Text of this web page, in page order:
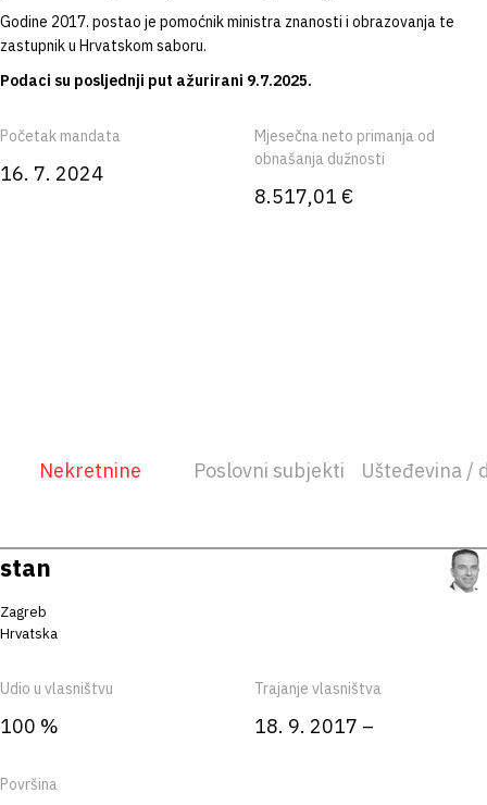
Godine 2017. postao je pomoćnik ministra znanosti i obrazovanja te
zastupnik u Hrvatskom saboru.
Podaci su posljednji put ažurirani 9.7.2025.
Početak mandata
16. 7. 2024
Mjesečna neto primanja od
obnašanja dužnosti
8.517,01 €
Nekretnine Poslovni subjekti Ušteđevina /
stan
Zagreb
Hrvatska
Udio u vlasništvu
100 %
Trajanje vlasništva
18. 9. 2017 –
Površina